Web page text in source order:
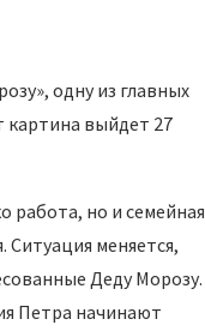
одну из главных
картина выйдет 27
работа, но и семейная
меняется,
Деду Морозу.
Петра начинают